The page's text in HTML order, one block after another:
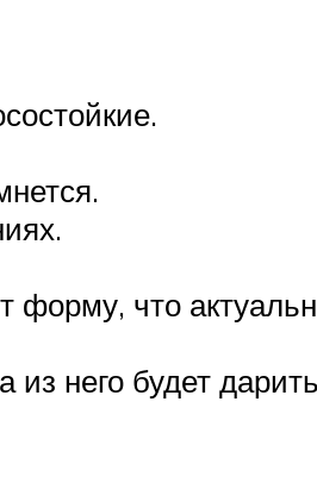
форму, что
из него будет